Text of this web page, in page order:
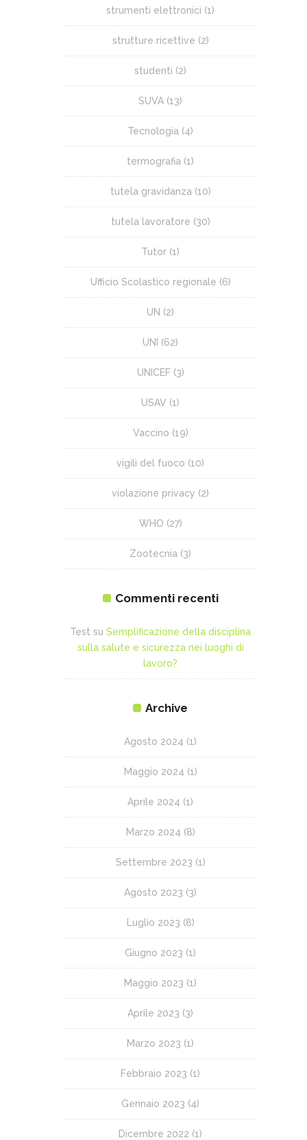
strumenti elettronici (1)
strutture ricettive (2)
studenti (2)
SUVA (13)
Tecnologia (4)
termografia (1)
tutela gravidanza (10)
tutela lavoratore (30)
Tutor (1)
Ufficio Scolastico regionale (6)
UN (2)
UNI (62)
UNICEF(3)
USAV (1)
Vaccino (19)
vigili del fuoco (10)
violazione privacy (2)
WHO (27)
Zootecnia (3)
Commenti recenti
Test su Semplificazione della disciplina
sulla salute e sicurezza nei luoghi di
lavoro?
Archive
Agosto 2024 (1)
Maggio 2024 (1)
Aprile 2024 (1)
Marzo 2024 (8)
Settembre 2023 (1)
Agosto 2023 (3)
Luglio 2023 (8)
Giugno 2023 (1)
Maggio 2023 (1)
Aprile 2023 (3)
Marzo 2023 (1)
Febbraio 2023 (1)
Gennaio 2023 (4)
Dicembre 2022 (1)